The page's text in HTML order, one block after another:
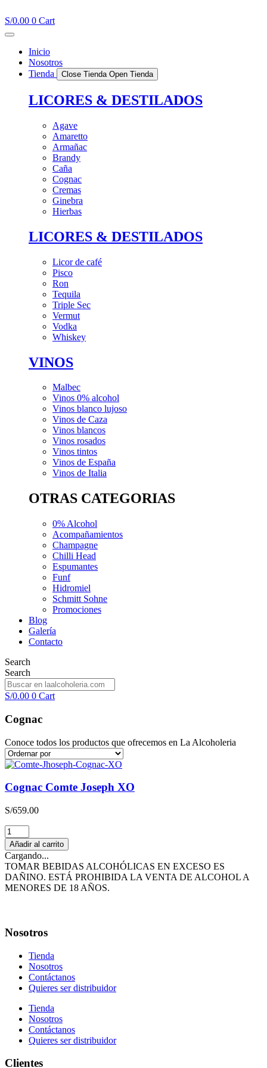
al
contenido
S/0.00 0 Cart
Inicio
Nosotros
Tienda
Close Tienda Open Tienda
LICORES & DESTILADOS
Agave
Amaretto
Armañac
Brandy
Caña
Cognac
Cremas
Ginebra
Hierbas
LICORES & DESTILADOS
Licor de café
Pisco
Ron
Tequila
Triple Sec
Vermut
Vodka
Whiskey
VINOS
Malbec
Vinos 0% alcohol
Vinos blanco lujoso
Vinos de Caza
Vinos blancos
Vinos rosados
Vinos tintos
Vinos de España
Vinos de Italia
OTRAS CATEGORIAS
0% Alcohol
Acompañamientos
Champagne
Chilli Head
Espumantes
Funf
Hidromiel
Schmitt Sohne
Promociones
Blog
Galería
Contacto
Search
Search
S/0.00 0 Cart
Cognac
Conoce todos los productos que ofrecemos en La Alcoholeria
Cognac Comte Joseph XO
S/659.00
Cognac
Comte
Joseph
XO
cantidad
Añadir al carrito
Cargando...
TOMAR BEBIDAS ALCOHÓLICAS EN EXCESO ES
DAÑINO. ESTÁ PROHIBIDA LA VENTA DE ALCOHOL A
MENORES DE 18 AÑOS.
Nosotros
Tienda
Nosotros
Contáctanos
Quieres ser distribuidor
Tienda
Nosotros
Contáctanos
Quieres ser distribuidor
Clientes